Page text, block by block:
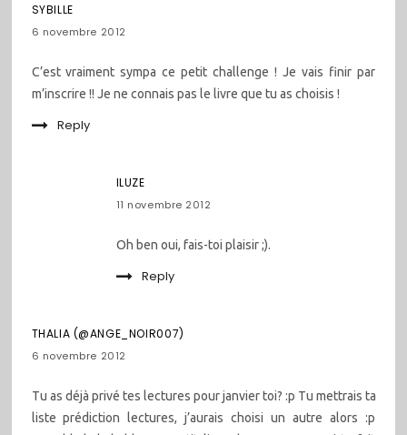
SYBILLE
6 novembre 2012
C’est vraiment sympa ce petit challenge ! Je vais finir par
m’inscrire !! Je ne connais pas le livre que tu as choisis !
Reply
ILUZE
11 novembre 2012
Oh ben oui, fais-toi plaisir ;).
Reply
THALIA (@ANGE_NOIR007)
6 novembre 2012
Tu as déjà privé tes lectures pour janvier toi? :p Tu mettrais ta
liste prédiction lectures, j’aurais choisi un autre alors :p